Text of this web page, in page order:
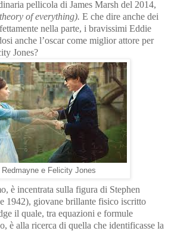
pellicola di James Marsh del 2014,
of everything). E che dire anche dei
nella parte, i bravissimi Eddie
anche l’oscar come miglior attore per
Jones?
Redmayne e Felicity Jones
è incentrata sulla figura di Stephen
1942), giovane brillante fisico iscritto
il quale, tra equazioni e formule
è alla ricerca di quella che identificasse la